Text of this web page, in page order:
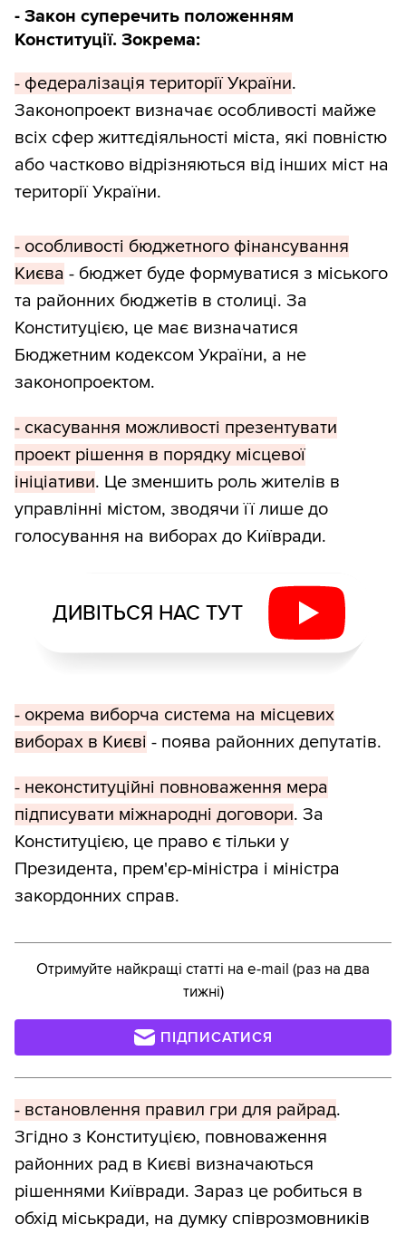
- Закон суперечить положенням
Конституції. Зокрема:
- федералізація території України.
Законопроект визначає особливості майже
всіх сфер життєдіяльності міста, які повністю
або частково відрізняються від інших міст на
території України.
- особливості бюджетного фінансування
Києва - бюджет буде формуватися з міського
та районних бюджетів в столиці. За
Конституцією, це має визначатися
Бюджетним кодексом України, а не
законопроектом.
- скасування можливості презентувати
проект рішення в порядку місцевої
ініціативи. Це зменшить роль жителів в
управлінні містом, зводячи її лише до
голосування на виборах до Київради.
ДИВІТЬСЯ НАС ТУТ
- окрема виборча система на місцевих
виборах в Києві - поява районних депутатів.
- неконституційні повноваження мера
підписувати міжнародні договори. За
Конституцією, це право є тільки у
Президента, прем'єр-міністра і міністра
закордонних справ.
Отримуйте найкращі статті на e-mail (раз на два
тижні)
ПІДПИСАТИСЯ
- встановлення правил гри для райрад.
Згідно з Конституцією, повноваження
районних рад в Києві визначаються
рішеннями Київради. Зараз це робиться в
обхід міськради, на думку співрозмовників